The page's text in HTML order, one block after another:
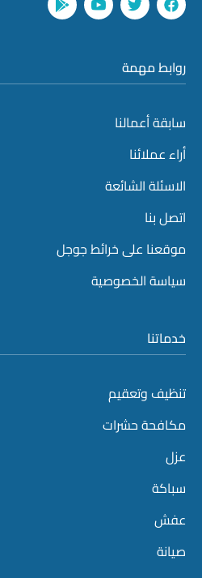
روابط مهمة
سابقة أعمالنا
أراء عملائنا
الاسئلة الشائعة
اتصل بنا
موقعنا على خرائط جوجل
سياسة الخصوصية
خدماتنا
تنظيف وتعقيم
مكافحة حشرات
عزل
سباكة
عفش
صيانة